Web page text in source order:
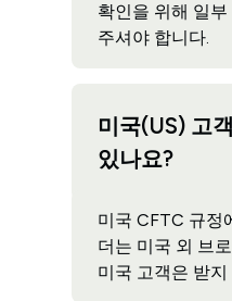
확인을 위해 일
주셔야 합니다.
미국(US) 고
있나요?
미국 CFTC 규정
더는 미국 외 브
미국 고객은 받지